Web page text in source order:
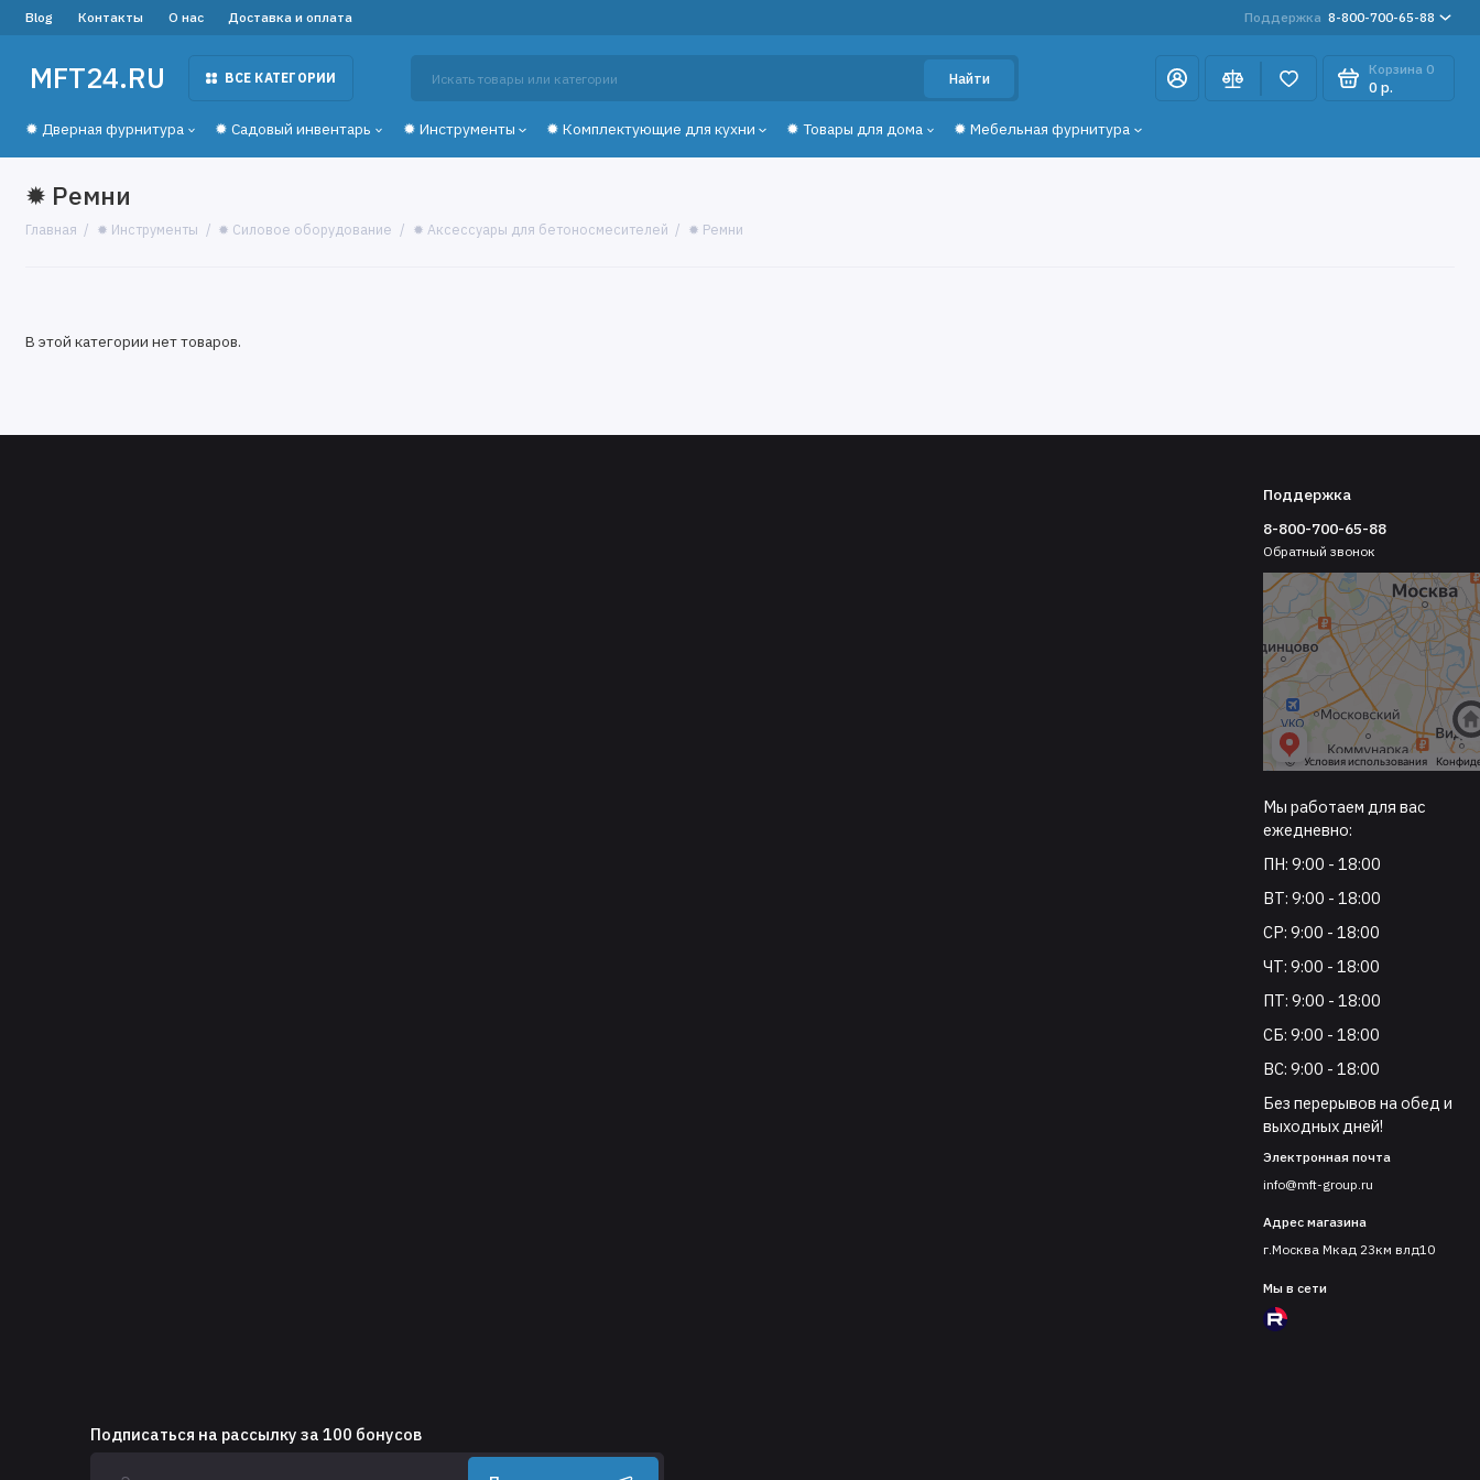
Blog Контакты О нас Доставка и оплата Поддержка 8-800-700-65-88
MFT24.RU ВСЕ КАТЕГОРИИ Найти
Корзина 0
0 р.
✹ Дверная фурнитура ✹ Садовый инвентарь ✹ Инструменты ✹ Комплектующие для кухни ✹ Товары для дома ✹ Мебельная фурнитура
✹ Ремни
Главная ✹ Инструменты ✹ Силовое оборудование ✹ Аксессуары для бетоносмесителей ✹ Ремни
В этой категории нет товаров.
Поддержка
8-800-700-65-88
Обратный звонок
Мы работаем для вас
ежедневно:
ПН: 9:00 - 18:00
ВТ: 9:00 - 18:00
СР: 9:00 - 18:00
ЧТ: 9:00 - 18:00
ПТ: 9:00 - 18:00
СБ: 9:00 - 18:00
ВС: 9:00 - 18:00
Без перерывов на обед и
выходных дней!
Электронная почта
info@mft-group.ru
Адрес магазина
г.Москва Мкад 23км влд10
Мы в сети
Подписаться на рассылку за 100 бонусов